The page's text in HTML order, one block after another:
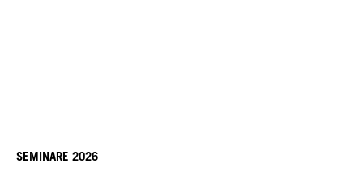
SEMINARE 2026